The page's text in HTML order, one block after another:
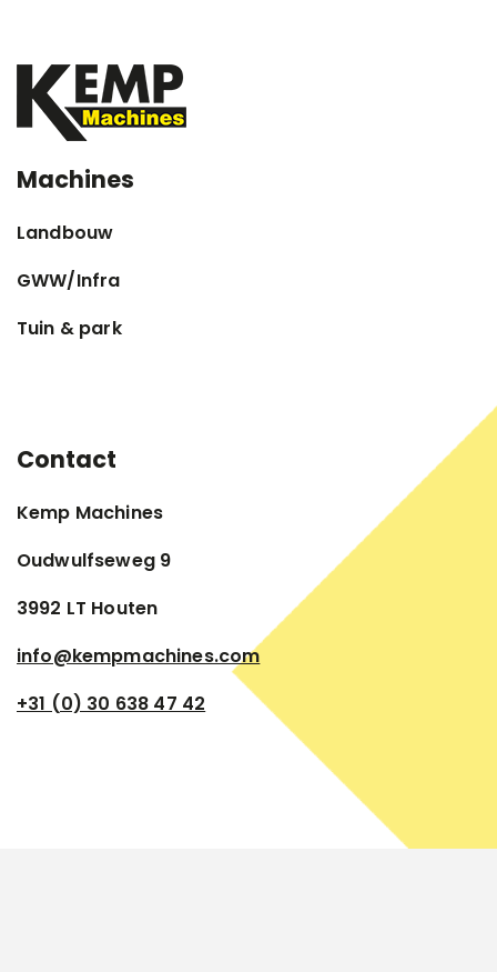
Machines
Landbouw
GWW/Infra
Tuin & park
Contact
Kemp Machines
Oudwulfseweg 9
3992 LT Houten
info@kempmachines.com
+31 (0) 30 638 47 42